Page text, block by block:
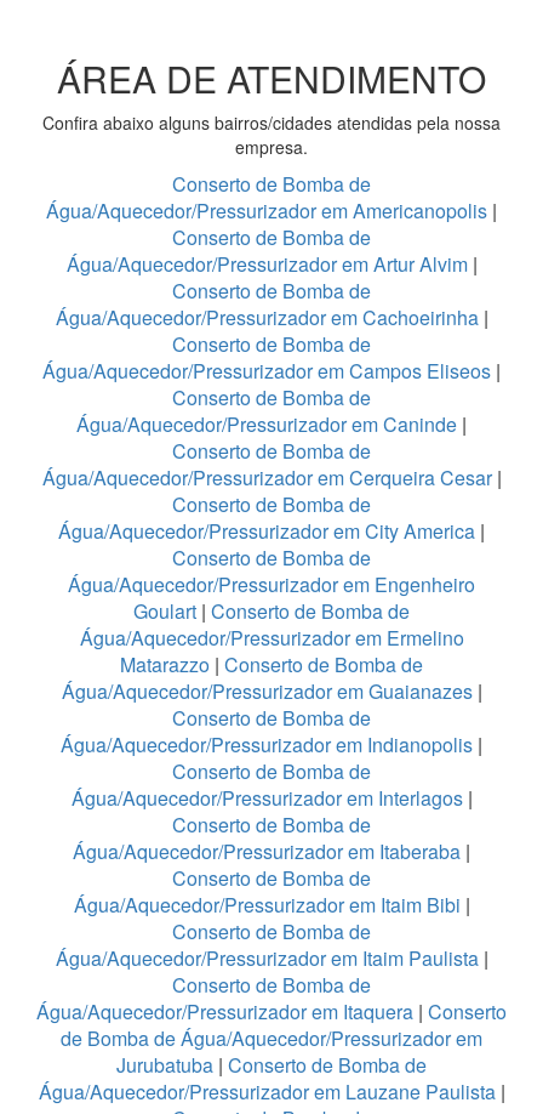
ÁREA DE ATENDIMENTO
Confira abaixo alguns bairros/cidades atendidas pela nossa
empresa.
Conserto de Bomba de
Água/Aquecedor/Pressurizador em Americanopolis |
Conserto de Bomba de
Água/Aquecedor/Pressurizador em Artur Alvim |
Conserto de Bomba de
Água/Aquecedor/Pressurizador em Cachoeirinha|
Conserto de Bomba de
Água/Aquecedor/Pressurizador em Campos Eliseos |
Conserto de Bomba de
Água/Aquecedor/Pressurizador em Caninde |
Conserto de Bomba de
Água/Aquecedor/Pressurizador em Cerqueira Cesar|
Conserto de Bomba de
Água/Aquecedor/Pressurizador em City America |
Conserto de Bomba de
Água/Aquecedor/Pressurizador em Engenheiro
Goulart | Conserto de Bomba de
Água/Aquecedor/Pressurizador em Ermelino
Matarazzo | Conserto de Bomba de
Água/Aquecedor/Pressurizador em Guaianazes|
Conserto de Bomba de
Água/Aquecedor/Pressurizador em Indianopolis |
Conserto de Bomba de
Água/Aquecedor/Pressurizador em Interlagos|
Conserto de Bomba de
Água/Aquecedor/Pressurizador em Itaberaba |
Conserto de Bomba de
Água/Aquecedor/Pressurizador em Itaim Bibi |
Conserto de Bomba de
Água/Aquecedor/Pressurizador em Itaim Paulista |
Conserto de Bomba de
Água/Aquecedor/Pressurizador em Itaquera | Conserto
de Bomba de Água/Aquecedor/Pressurizador em
Jurubatuba | Conserto de Bomba de
Água/Aquecedor/Pressurizador em Lauzane Paulista |